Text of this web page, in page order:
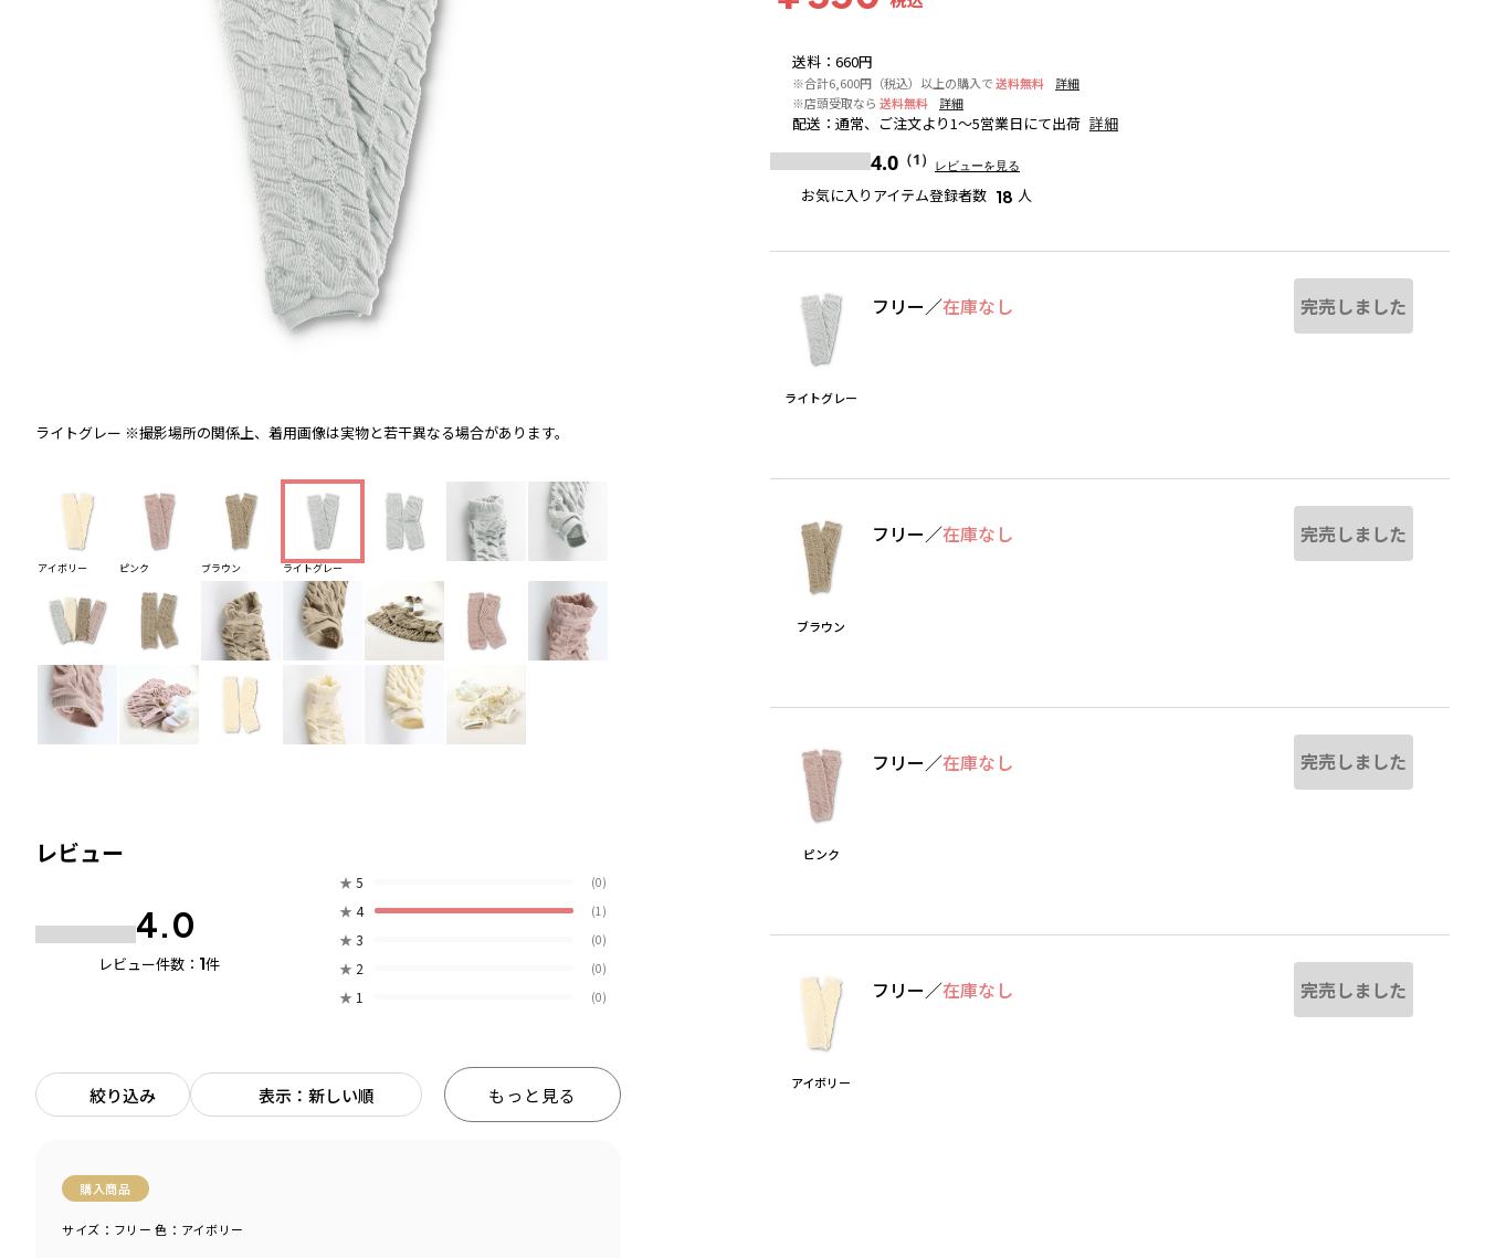
ライトグレー ※撮影場所の関係上、着用画像は実物と若干異なる場合があります。
アイボリー ピンク ブラウン ライトグレー
レビュー
4.0
レビュー件数： 1件
★ 5 (0)
★ 4 (1)
★ 3 (0)
★ 2 (0)
★ 1 (0)
絞り込み 表示：新しい順 もっと見る
購入商品
サイズ：フリー 色：アイボリー
送料 ： 660円
※合計6,600円（税込）以上の購入で送料無料
詳細
※店頭受取なら 送料無料 詳細
配送 ： 通常、ご注文より1～5営業日にて出荷 詳細
4.0 （1） レビューを見る
お気に入りアイテム登録者数 18 人
ライトグレー
フリー／在庫なし 完売しました
ブラウン
フリー／在庫なし 完売しました
ピンク
フリー／在庫なし 完売しました
アイボリー
フリー／在庫なし 完売しました